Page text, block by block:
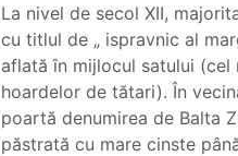
La nivel de secol XII,
cu titlul de „ ispravnic al
aflată în mijlocul satului
hoardelor de tătari). În
poartă denumirea de Balta
păstrată cu mare cinste